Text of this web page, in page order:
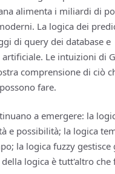
alimenta i miliardi di
La logica dei
di query dei database e
Le intuizioni di
comprensione di ciò
fare.
a emergere: la
e possibilità; la logica
la logica fuzzy gestisce
logica è tutt'altro che